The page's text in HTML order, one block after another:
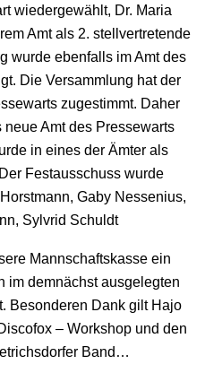
wiedergewählt, Dr. Maria
Amt als 2. stellvertretende
wurde ebenfalls im Amt des
Die Versammlung hat der
zugestimmt. Daher
Amt des Pressewarts
in eines der Ämter als
Festausschuss wurde
Gaby Nessenius,
Sylvrid Schuldt
Mannschaftskasse ein
im demnächst ausgelegten
Besonderen Dank gilt Hajo
– Workshop und den
Band…